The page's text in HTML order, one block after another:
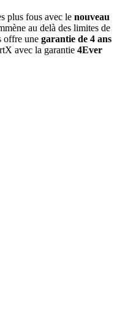
plus fous avec le nouveau
au delà des limites de
offre une garantie de 4 ans
avec la garantie 4Ever